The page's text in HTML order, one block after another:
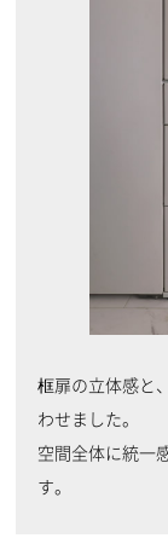
框扉の立体感と
わせました。
空間全体に統一
す。